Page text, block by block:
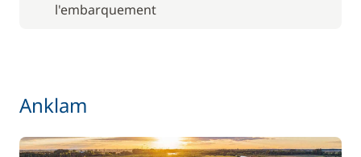
l'embarquement
Anklam